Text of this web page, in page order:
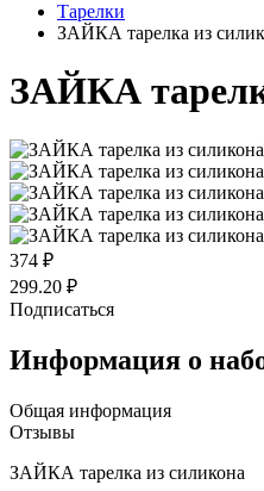
Тарелки
ЗАЙКА тарелка из
ЗАЙКА
374 ₽
299.20 ₽
Подписаться
Информация о
Общая информация
Отзывы
ЗАЙКА тарелка из силикона